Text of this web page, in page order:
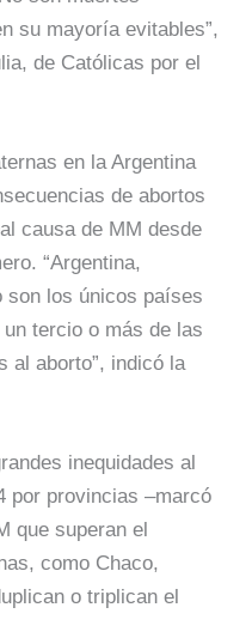
su mayoría evitables”,
de Católicas por el
en la Argentina
de abortos
causa de MM desde
“Argentina,
son los únicos países
tercio o más de las
al aborto”, indicó la
inequidades al
por provincias –marcó
que superan el
como Chaco,
o triplican el